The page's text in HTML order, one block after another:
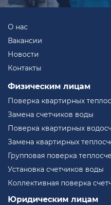
О нас
Вакансии
Новости
Контакты
Физическим лицам
Поверка квартирных
Замена счетчиков воды
Поверка квартирных
Замена квартирных
Групповая поверка
Установка счетчиков воды
Коллективная поверка
Юридическим лицам